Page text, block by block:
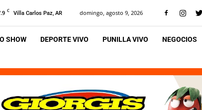
C Villa Carlos Paz, AR domingo, agosto 9, 2026
SHOW DEPORTE VIVO PUNILLA VIVO NEGOCIOS